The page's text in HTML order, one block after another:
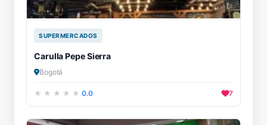
SUPERMERCADOS
Carulla Pepe Sierra
Bogotá
0.0 7